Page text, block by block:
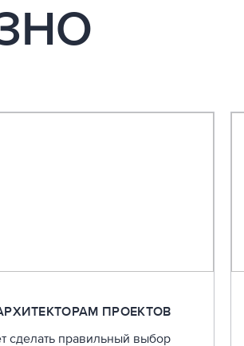
ПРОЕКТОВ
сделать правильный выбор